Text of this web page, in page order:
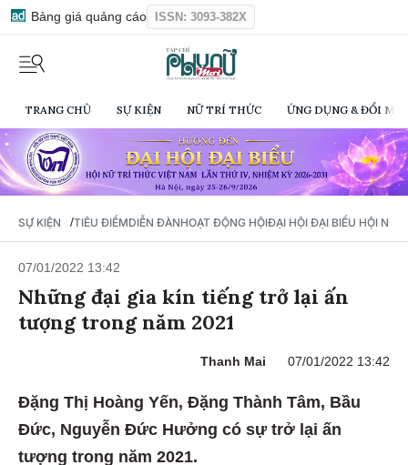
Bảng giá quảng cáo ISSN: 3093-382X
TRANG CHỦ SỰ KIỆN NỮ TRÍ THỨC ỨNG DỤNG & ĐỔI
SỰ KIỆN /TIÊU ĐIỂMDIỄN ĐÀNHOẠT ĐỘNG HỘIĐẠI HỘI ĐẠI BIỂU HỘI NỮ
07/01/2022 13:42
Những đại gia kín tiếng trở lại ấn
tượng trong năm 2021
Thanh Mai 07/01/2022 13:42
Đặng Thị Hoàng Yến, Đặng Thành Tâm, Bầu
Đức, Nguyễn Đức Hưởng có sự trở lại ấn
tượng trong năm 2021.